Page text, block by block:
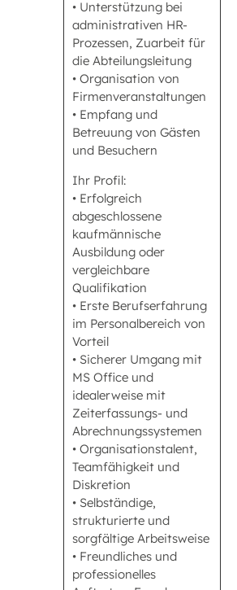
• Unterstützung bei
administrativen HR-
Prozessen, Zuarbeit für
die Abteilungsleitung
• Organisation von
Firmenveranstaltungen
• Empfang und
Betreuung von Gästen
und Besuchern
Ihr Profil:
• Erfolgreich
abgeschlossene
kaufmännische
Ausbildung oder
vergleichbare
Qualifikation
• Erste Berufserfahrung
im Personalbereich von
Vorteil
• Sicherer Umgang mit
MS Office und
idealerweise mit
Zeiterfassungs- und
Abrechnungssystemen
• Organisationstalent,
Teamfähigkeit und
Diskretion
• Selbständige,
strukturierte und
sorgfältige Arbeitsweise
• Freundliches und
professionelles